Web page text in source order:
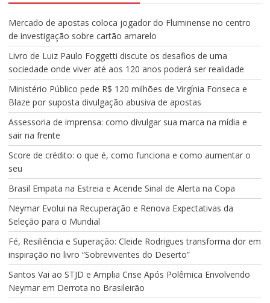
Mercado de apostas coloca jogador do Fluminense no centro
de investigação sobre cartão amarelo
Livro de Luiz Paulo Foggetti discute os desafios de uma
sociedade onde viver até aos 120 anos poderá ser realidade
Ministério Público pede R$ 120 milhões de Virgínia Fonseca e
Blaze por suposta divulgação abusiva de apostas
Assessoria de imprensa: como divulgar sua marca na mídia e
sair na frente
Score de crédito: o que é, como funciona e como aumentar o
seu
Brasil Empata na Estreia e Acende Sinal de Alerta na Copa
Neymar Evolui na Recuperação e Renova Expectativas da
Seleção para o Mundial
Fé, Resiliência e Superação: Cleide Rodrigues transforma dor em
inspiração no livro “Sobreviventes do Deserto”
Santos Vai ao STJD e Amplia Crise Após Polêmica Envolvendo
Neymar em Derrota no Brasileirão